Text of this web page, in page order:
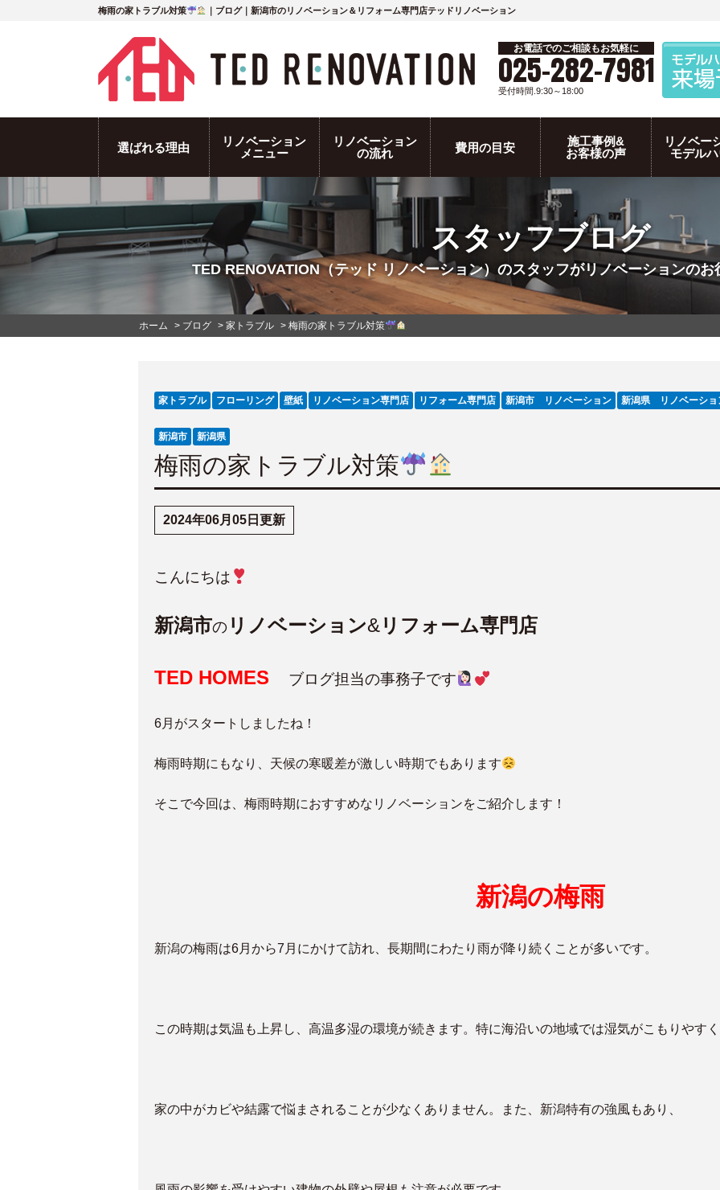
梅雨の家トラブル対策 ｜ブログ｜新潟市のリノベーション＆リフォーム専門店テッドリノベーション
お電話でのご相談もお気軽に
025-282-7981
受付時間.9:30～18:00
選ばれる理由
リノベーション
メニュー
リノベーション
の流れ
費用の目安
施工事例&
お客様の声
リノベー
モデル
スタッフブログ
TED RENOVATION（テッド リノベーション）のスタッフがリノベーションの
ホーム > ブログ > 家トラブル > 梅雨の家トラブル対策
家トラブル フローリング 壁紙 リノベーション専門店 リフォーム専門店 新潟市 リノベーション 新潟県 リノベーショ
新潟市 新潟県
梅雨の家トラブル対策
2024年06月05日更新
こんにちは
新潟市の リノベーション&リフォーム専門店
TED HOMES ブログ担当の事務子です
6月がスタートしましたね！
梅雨時期にもなり、天候の寒暖差が激しい時期でもあります
そこで今回は、梅雨時期におすすめなリノベーションをご紹介します！
新潟の梅雨
新潟の梅雨は6月から7月にかけて訪れ、長期間にわたり雨が降り続くことが多いです。
この時期は気温も上昇し、高温多湿の環境が続きます。特に海沿いの地域では湿気がこもりやす
家の中がカビや結露で悩まされることが少なくありません。また、新潟特有の強風もあり、